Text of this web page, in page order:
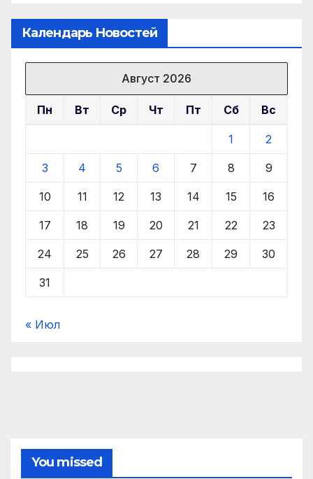
Календарь Новостей
Август 2026
Пн Вт Ср Чт Пт Сб Вс
1 2
3 4 5 6 7 8 9
10 11 12 13 14 15 16
17 18 19 20 21 22 23
24 25 26 27 28 29 30
31
« Июл
You missed